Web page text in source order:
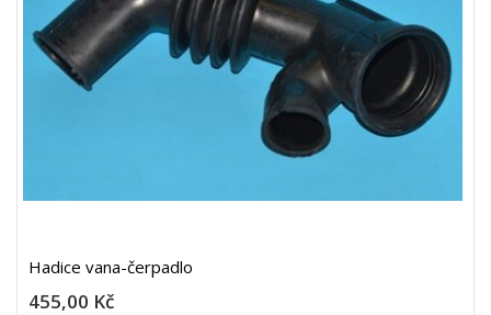
Hadice vana-čerpadlo
455,00 Kč